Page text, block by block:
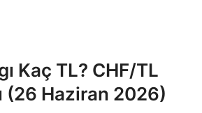
Kaç TL? CHF/TL
(26 Haziran 2026)